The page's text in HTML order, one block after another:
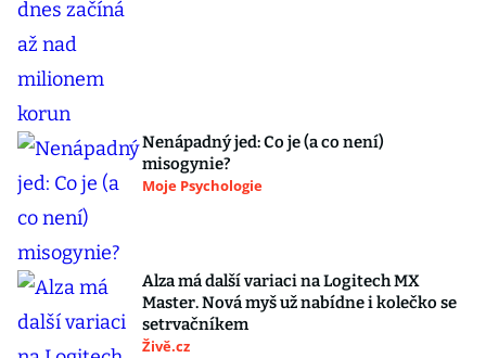
Nenápadný jed: Co je (a co není)
misogynie?
Moje Psychologie
Alza má další variaci na Logitech MX
Master. Nová myš už nabídne i kolečko se
setrvačníkem
Živě.cz